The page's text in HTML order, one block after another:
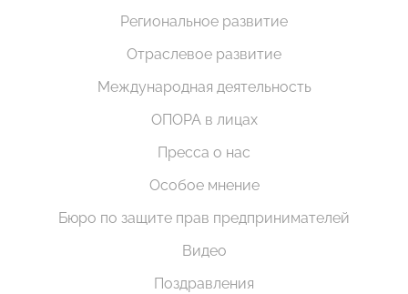
Региональное развитие
Отраслевое развитие
Международная деятельность
ОПОРА в лицах
Пресса о нас
Особое мнение
Бюро по защите прав предпринимателей
Видео
Поздравления